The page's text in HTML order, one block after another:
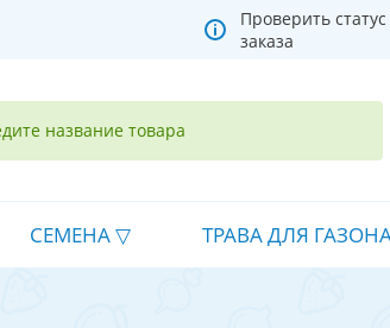
Проверить статус
заказа
СЕМЕНА ТРАВА ДЛЯ